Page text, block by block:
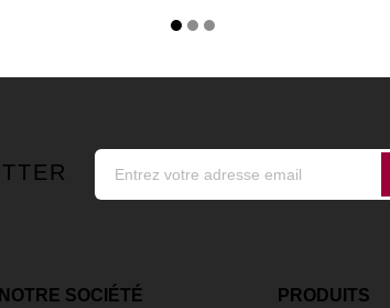
NOTRE SOCIÉTÉ PRODUITS